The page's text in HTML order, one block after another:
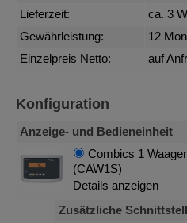
Lieferzeit:
ca. 3
Gewährleistung:
12
Einzelpreis Netto:
auf
Konfiguration
Anzeige- und Bedieneinheit
Combics 1
(CAW1S)
Details anzeigen
Zusätzliche